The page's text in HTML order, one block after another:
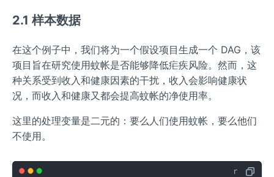
2.1 样本数据
在这个例子中，我们将为一个假设项目生成一个 DAG，该
项目旨在研究使用蚊帐是否能够降低疟疾风险。然而，这
种关系受到收入和健康因素的干扰，收入会影响健康状
况，而收入和健康又都会提高蚊帐的净使用率。
这里的处理变量是二元的：要么人们使用蚊帐，要么他们
不使用。